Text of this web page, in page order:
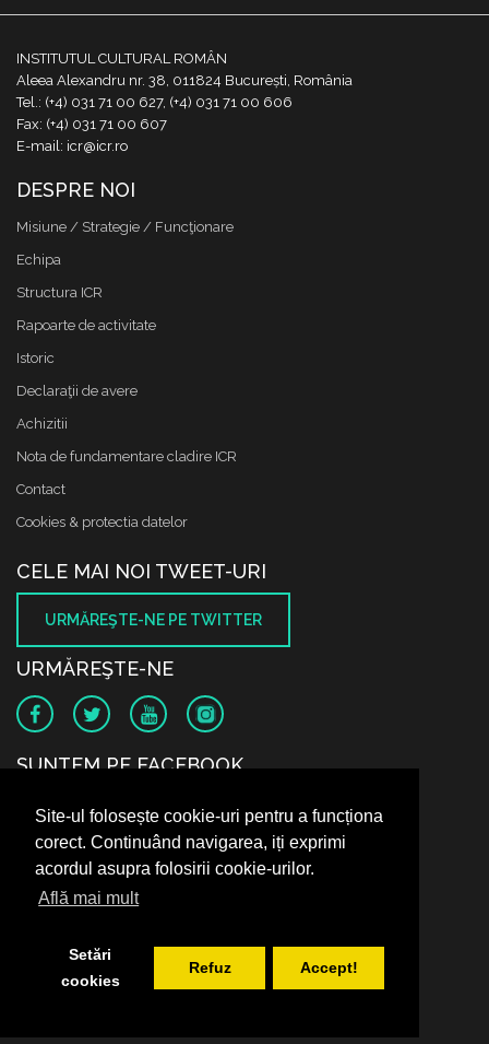
Site-ul folosește cookie-uri pentru a funcționa
corect. Continuând navigarea, iți exprimi
acordul asupra folosirii cookie-urilor.
Află mai mult
Setări
cookies
Refuz Accept!
INSTITUTUL CULTURAL ROMÂN
Aleea Alexandru nr. 38, 011824 București, România
Tel.: (+4) 031 71 00 627, (+4) 031 71 00 606
Fax: (+4) 031 71 00 607
E-mail: icr@icr.ro
DESPRE NOI
Misiune / Strategie / Funcţionare
Echipa
Structura ICR
Rapoarte de activitate
Istoric
Declaraţii de avere
Achizitii
Nota de fundamentare cladire ICR
Contact
Cookies & protectia datelor
CELE MAI NOI TWEET-URI
URMĂREŞTE-NE PE TWITTER
URMĂREŞTE-NE
SUNTEM PE FACEBOOK